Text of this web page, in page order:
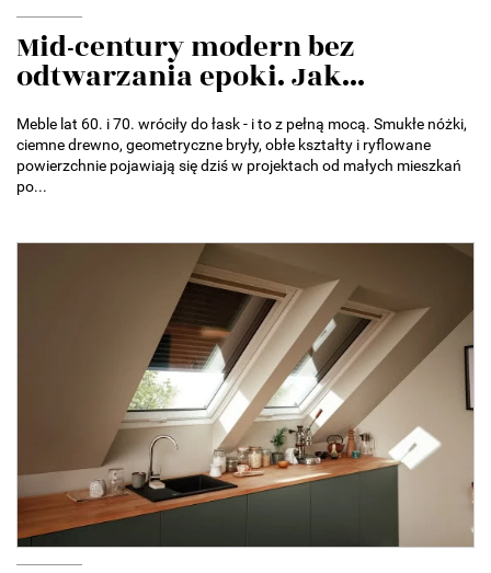
Mid-century modern bez
odtwarzania epoki. Jak...
Meble lat 60. i 70. wróciły do łask - i to z pełną mocą. Smukłe nóżki,
ciemne drewno, geometryczne bryły, obłe kształty i ryflowane
powierzchnie pojawiają się dziś w projektach od małych mieszkań
po...